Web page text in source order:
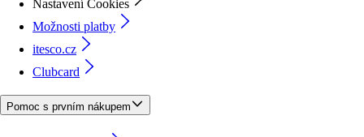
Nastavení Cookies
Možnosti platby
itesco.cz
Clubcard
Pomoc s prvním nákupem